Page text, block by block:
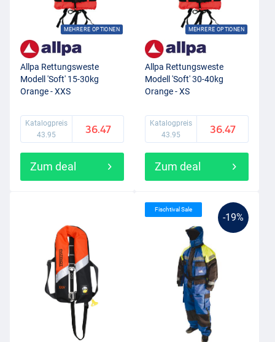
MEHRERE OPTIONEN
Allpa Rettungsweste
Modell 'Soft' 15-30kg
Orange - XXS
Katalogpreis
43.95
36.47
Zum deal
MEHRERE OPTIONEN
Allpa Rettungsweste
Modell 'Soft' 30-40kg
Orange - XS
Katalogpreis
43.95
36.47
Zum deal
-19%
Fischtival Sale